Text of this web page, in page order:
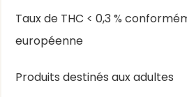
Taux de THC < 0,3 %
européenne
Produits destinés aux adultes